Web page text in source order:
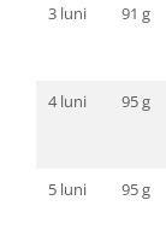
3 luni
91 g
4 luni
95 g
5 luni
95 g